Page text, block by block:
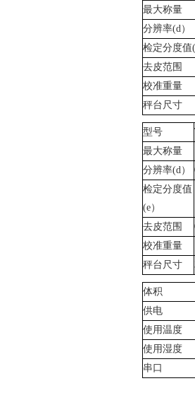
最大称量
分辨率(d）
检定分度值
去皮范围
校准重量
秤台尺寸
型号
最大称量
分辨率(d）
检定分度值
(e）
去皮范围
校准重量
秤台尺寸
体积
供电
使用温度
使用湿度
串口